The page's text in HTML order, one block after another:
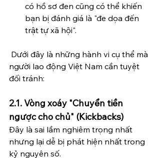
có hồ sơ đen cũng có thể khiến
bạn bị đánh giá là "đe dọa đến
trật tự xã hội".
Dưới đây là những hành vi cụ thể mà
người lao động Việt Nam cần tuyệt
đối tránh:
2.1. Vòng xoáy "Chuyển tiền
ngược cho chủ" (Kickbacks)
Đây là sai lầm nghiêm trọng nhất
nhưng lại dễ bị phát hiện nhất trong
kỷ nguyên số.